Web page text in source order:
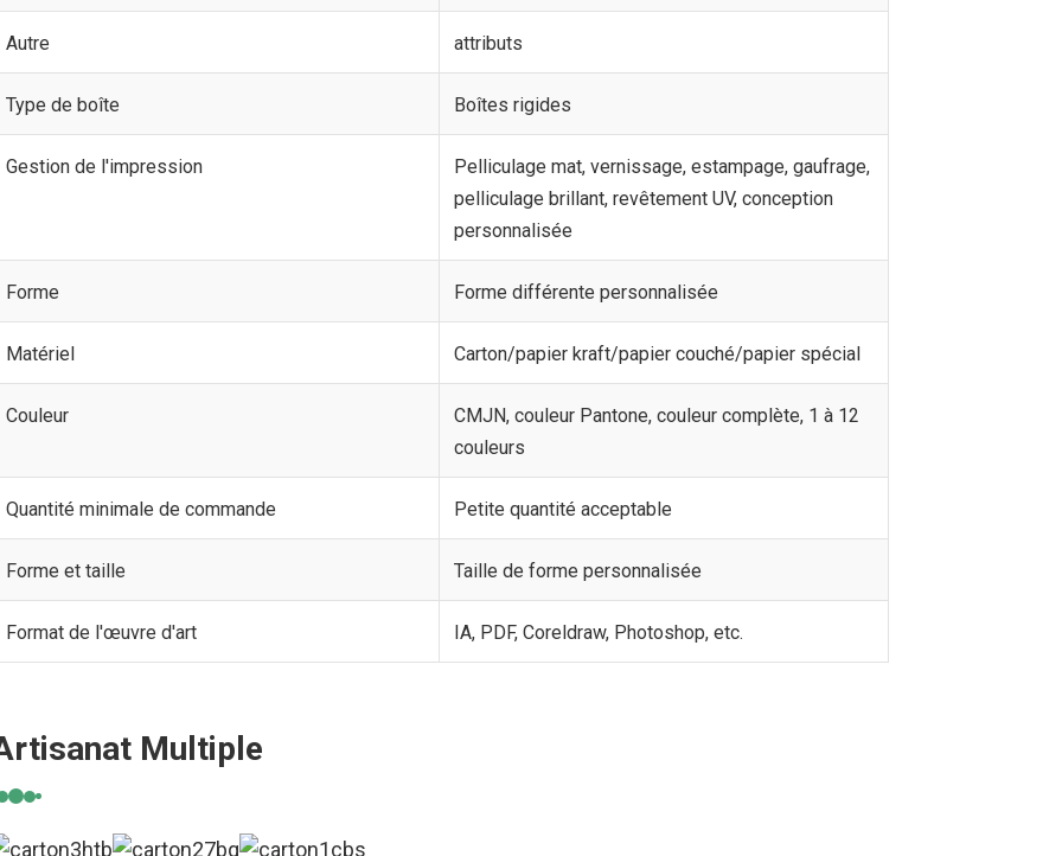
Autre attributs
Type de boîte Boîtes rigides
Gestion de l'impression
Pelliculage mat, vernissage, estampage, gaufrage,
pelliculage brillant, revêtement UV, conception
personnalisée
Forme Forme différente personnalisée
Matériel Carton/papier kraft/papier couché/papier spécial
Couleur
CMJN, couleur Pantone, couleur complète, 1 à 12
couleurs
Quantité minimale de commande Petite quantité acceptable
Forme et taille Taille de forme personnalisée
Format de l'œuvre d'art IA, PDF, Coreldraw, Photoshop, etc.
Multiple